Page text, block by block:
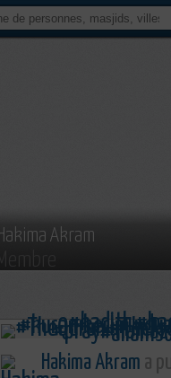
Akram
Hakima Akram a